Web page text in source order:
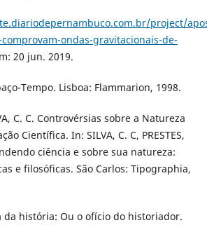
project/
ondas-gravitacionais-de-
20 jun. 2019.
Tempo. Lisboa: Flammarion, 1998.
C. C. Controvérsias sobre a Natureza
Científica. In: SILVA, C. C, PRESTES,
ciência e sobre sua natureza:
e filosóficas. São Carlos: Tipographia,
da história: Ou o ofício do historiador.